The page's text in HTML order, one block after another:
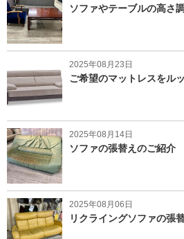
ソファやテーブルの高さ
2025年08月23日
ご希望のマットレスをル
2025年08月14日
ソファの張替えのご紹介
2025年08月06日
リクライングソファの張